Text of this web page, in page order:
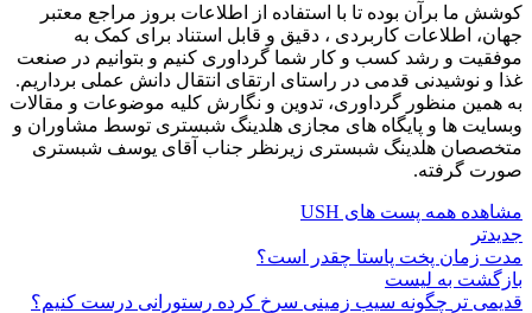
کوشش ما برآن بوده تا با استفاده از اطلاعات بروز مراجع معتبر
جهان، اطلاعات کاربردی ، دقیق و قابل استناد برای کمک به
موفقیت و رشد کسب و کار شما گرداوری کنیم و بتوانیم در صنعت
غذا و نوشیدنی قدمی در راستای ارتقای انتقال دانش عملی برداریم.
به همین منظور گرداوری، تدوین و نگارش کلیه موضوعات و مقالات
وبسایت ها و پایگاه های مجازی هلدینگ شبستری توسط مشاوران و
متخصصان هلدینگ شبستری زیرنظر جناب آقای یوسف شبستری
صورت گرفته.
مشاهده همه پست های USH
جدیدتر
مدت زمان پخت پاستا چقدر است؟
بازگشت به لیست
قدیمی تر چگونه سیب زمینی سرخ کرده رستورانی درست کنیم؟